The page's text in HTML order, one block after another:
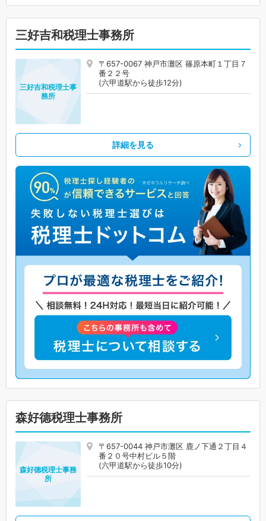
三好吉和税理士事務所
〒657-0067 神戸市灘区 篠原本町１丁目７
番２２号
(六甲道駅から徒歩12分)
三好吉和税理士事
務所
詳細を見る
森好德税理士事務所
〒657-0044 神戸市灘区 鹿ノ下通２丁目４
番２０号中村ビル５階
(六甲道駅から徒歩10分)
森好德税理士事務
所